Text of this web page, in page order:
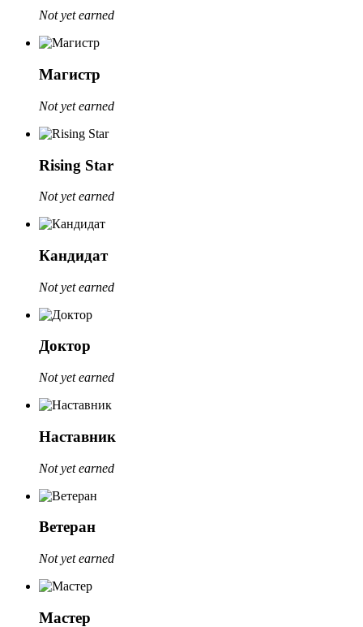
Not yet earned
Магистр
Not yet earned
Rising Star
Not yet earned
Кандидат
Not yet earned
Доктор
Not yet earned
Наставник
Not yet earned
Ветеран
Not yet earned
Мастер